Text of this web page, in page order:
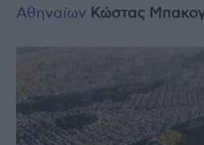
Αθηναίων Κώστας